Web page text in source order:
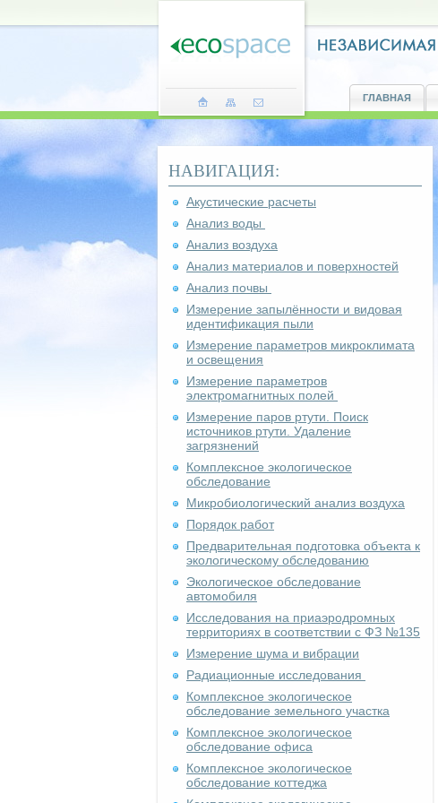
ГЛАВНАЯ
НАВИГАЦИЯ:
Акустические расчеты
Анализ воды
Анализ воздуха
Анализ материалов и поверхностей
Анализ почвы
Измерение запылённости и видовая
идентификация пыли
Измерение параметров микроклимата
и освещения
Измерение параметров
электромагнитных полей
Измерение паров ртути. Поиск
источников ртути. Удаление
загрязнений
Комплексное экологическое
обследование
Микробиологический анализ воздуха
Порядок работ
Предварительная подготовка объекта к
экологическому обследованию
Экологическое обследование
автомобиля
Исследования на приаэродромных
территориях в соответствии с ФЗ №135
Измерение шума и вибрации
Радиационные исследования
Комплексное экологическое
обследование земельного участка
Комплексное экологическое
обследование офиса
Комплексное экологическое
обследование коттеджа